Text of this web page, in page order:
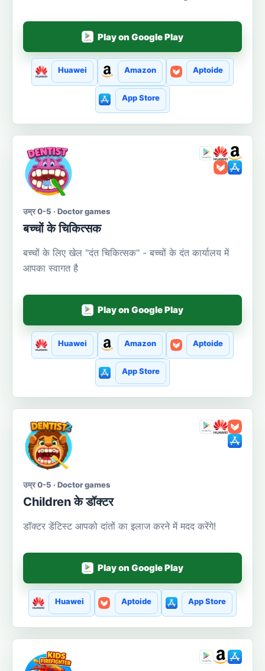
Play on Google Play
Huawei Amazon Aptoide
App Store
उम्र 0-5 · Doctor games
बच्चों के चिकित्सक
बच्चों के लिए खेल "दंत चिकित्सक" - बच्चों के दंत कार्यालय में
आपका स्वागत है
Play on Google Play
Huawei Amazon Aptoide
App Store
उम्र 0-5 · Doctor games
Сhildren के डॉक्टर
डॉक्टर डेंटिस्ट आपको दांतों का इलाज करने में मदद करेंगे!
Play on Google Play
Huawei Aptoide App Store